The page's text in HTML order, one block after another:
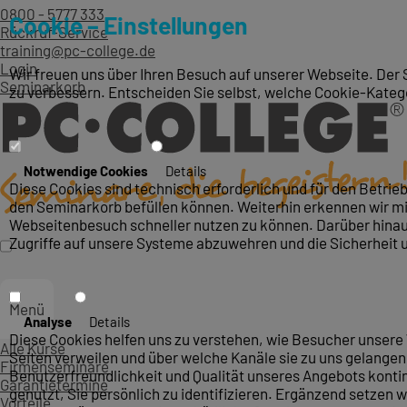
0800 - 5777 333
Rückruf-Service
training@pc-college.de
Login
Seminarkorb
Menü
Alle Kurse
Firmenseminare
Garantietermine
Vorteile
Cookie – Einstellungen
Wir freuen uns über Ihren Besuch auf unserer Webseite.
zu verbessern. Entscheiden Sie selbst, welche Cookie-
Notwendige Cookies Details
Diese Cookies sind technisch erforderlich und für den
den Seminarkorb befüllen können. Weiterhin erkennen wir
Webseitenbesuch schneller nutzen zu können. Darüber
Zugriffe auf unsere Systeme abzuwehren und die Sicherheit
Analyse Details
Diese Cookies helfen uns zu verstehen, wie Besucher
Seiten verweilen und über welche Kanäle sie zu uns
Benutzerfreundlichkeit und Qualität unseres Angebots
genutzt, Sie persönlich zu identifizieren. Ergänzend